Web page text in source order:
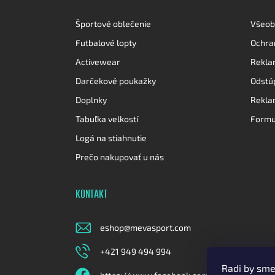
Radi by
Športové oblečenie
Futbalové lopty
Activewear
Darčekové poukažky
Doplnky
Tabuľka velkostí
Logá na stiahnutie
Prečo nakupovať u nás
KONTAKT
eshop@mevasport.com
+421 949 494 994